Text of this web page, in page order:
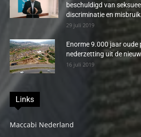
beschuldigd van
discriminatie en
29 juli 2019
Enorme 9.000 jaar oude
nederzetting uit de
16 juli 2019
Links
Maccabi Nederland